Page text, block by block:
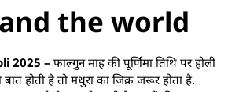
the world
2025 – फाल्गुन माह की पूर्णिमा तिथि पर होली
बात होती है तो मथुरा का जिक्र जरूर होता है.